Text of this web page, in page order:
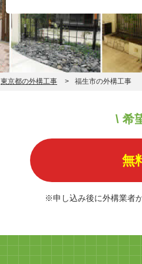
東京都の外構工事 福生市の外構工事
\ 希
無
※申し込み後に外構業者